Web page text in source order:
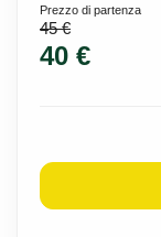
Prezzo di partenza
45 €
40 €